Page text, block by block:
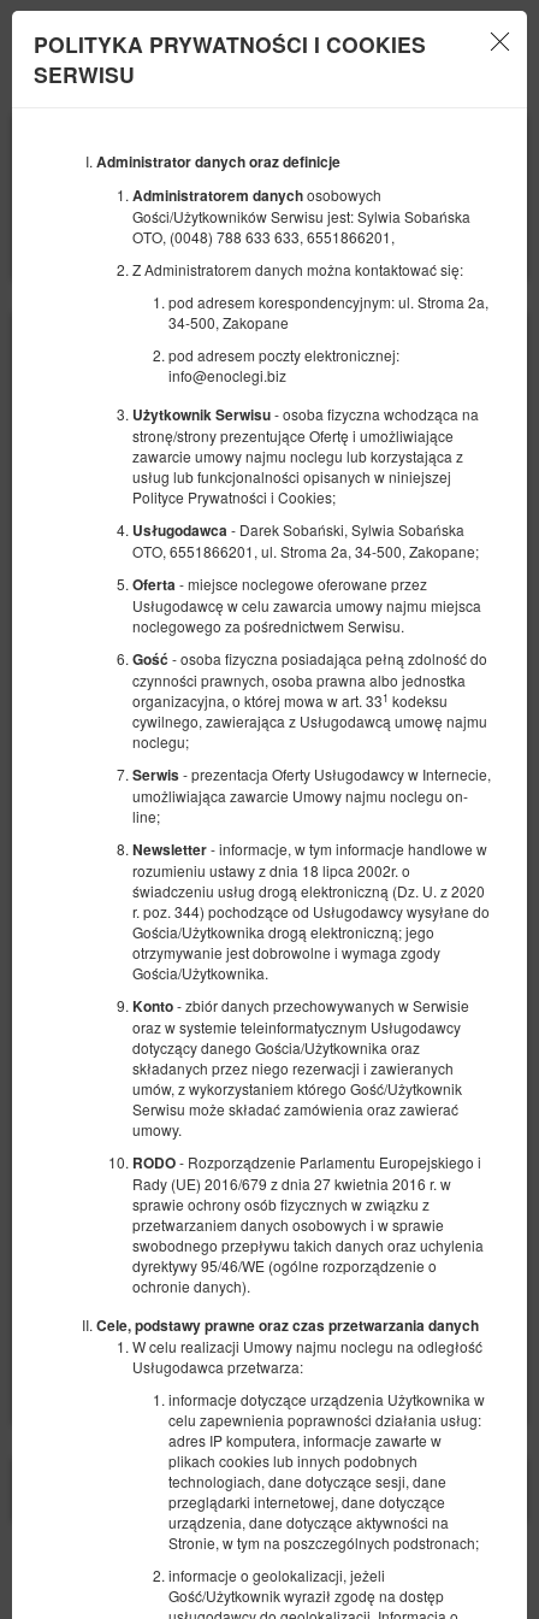
POLITYKA PRYWATNOŚCI I COOKIES
SERWISU
Administrator danych oraz definicje
Administratorem danychosobowych
Gości/Użytkowników Serwisu jest: Sylwia Sobańska
OTO, (0048) 788 633 633, 6551866201,
Z Administratorem danych można kontaktować się:
pod adresem korespondencyjnym: ul. Stroma 2a,
34-500, Zakopane
pod adresem poczty elektronicznej:
info@enoclegi.biz
Użytkownik Serwisu- osoba fizyczna wchodząca na
stronę/strony prezentujące Ofertę i umożliwiające
zawarcie umowy najmu noclegu lub korzystająca z
usług lub funkcjonalności opisanych w niniejszej
Polityce Prywatności i Cookies;
Usługodawca - Darek Sobański, Sylwia Sobańska
OTO, 6551866201, ul. Stroma 2a, 34-500, Zakopane;
Oferta - miejsce noclegowe oferowane przez
Usługodawcę w celu zawarcia umowy najmu miejsca
noclegowego za pośrednictwem Serwisu.
Gość - osoba fizyczna posiadająca pełną zdolność do
czynności prawnych, osoba prawna albo jednostka
organizacyjna, o której mowa w art. 331 kodeksu
cywilnego, zawierająca z Usługodawcą umowę najmu
noclegu;
Serwis - prezentacja Oferty Usługodawcy w Internecie,
umożliwiająca zawarcie Umowy najmu noclegu on-
line;
Newsletter- informacje, w tym informacje handlowe w
rozumieniu ustawy z dnia 18 lipca 2002r. o
świadczeniu usług drogą elektroniczną (Dz. U. z 2020
r. poz. 344) pochodzące od Usługodawcy wysyłane do
Gościa/Użytkownika drogą elektroniczną; jego
otrzymywanie jest dobrowolne i wymaga zgody
Gościa/Użytkownika.
Konto- zbiór danych przechowywanych w Serwisie
oraz w systemie teleinformatycznym Usługodawcy
dotyczący danego Gościa/Użytkownika oraz
składanych przez niego rezerwacji i zawieranych
umów, z wykorzystaniem którego Gość/Użytkownik
Serwisu może składać zamówienia oraz zawierać
umowy.
RODO- Rozporządzenie Parlamentu Europejskiego i
Rady (UE) 2016/679 z dnia 27 kwietnia 2016 r. w
sprawie ochrony osób fizycznych w związku z
przetwarzaniem danych osobowych i w sprawie
swobodnego przepływu takich danych oraz uchylenia
dyrektywy 95/46/WE (ogólne rozporządzenie o
ochronie danych).
Cele, podstawy prawne oraz czas przetwarzania danych
W celu realizacji Umowy najmu noclegu na odległość
Usługodawca przetwarza:
informacje dotyczące urządzenia Użytkownika w
celu zapewnienia poprawności działania usług:
adres IP komputera, informacje zawarte w
plikach cookies lub innych podobnych
technologiach, dane dotyczące sesji, dane
przeglądarki internetowej, dane dotyczące
urządzenia, dane dotyczące aktywności na
Stronie, w tym na poszczególnych podstronach;
informacje o geolokalizacji, jeżeli
Gość/Użytkownik wyraził zgodę na dostęp
SIERPNIA
27
SIERPNIA
FILTRY
Zakopane Dobre Kwatery pokój nr 4
z aneksem i łazienką
Dostępna liczba: 1
pow. 12,00 m2 2 łóżka pojedyncze (Single)
1 050,00 zł
2 osoby / 5 nocy
Udostępnij Szczegóły Dostępność
Oferta bezzwrotna
Przedpłata 30% ?
Wymagana minimalna długość rezerwacji to 5 dób
Dowolny początek rezerwacji
Dowolny koniec rezerwacji
1 050,00 PLN
Strona korzysta z plików cookie w celu realizacji usług zgodnie z
Polityką dotyczącą cookies. Możesz określić warunki
przechowywania lub dostępu do cookie w Twojej przeglądarce.
Bezpieczeństwo
Najwyższy poziom bezpieczeństwa zapewnia zgodność ze
standardem PCI DSS.